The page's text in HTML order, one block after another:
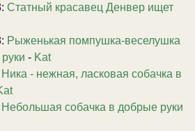
Статный красавец Денвер ищет
Рыженькая помпушка-веселушка
- Kat
Ника - нежная, ласковая собачка в
Небольшая собачка в добрые руки